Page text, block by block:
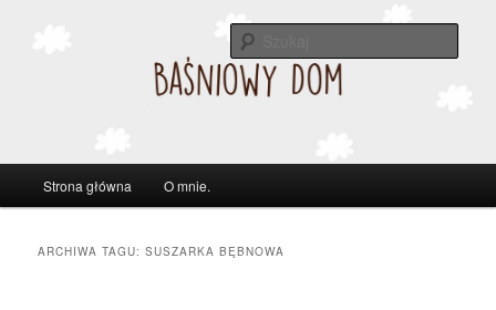
Przeskocz
Przeskocz
Strona główna O mnie.
ARCHIWA TAGU:SUSZARKA BĘBNOWA